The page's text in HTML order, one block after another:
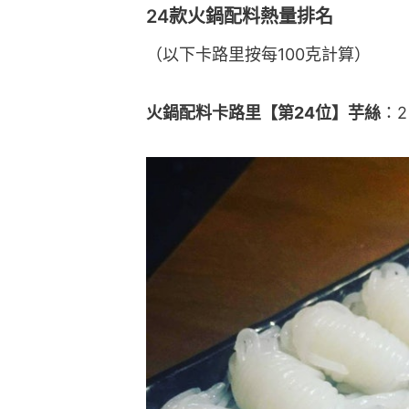
24款火鍋配料熱量排名
（以下卡路里按每100克計算）
火鍋配料卡路里【第24位】芋絲 ：